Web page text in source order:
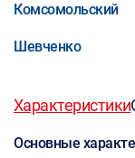
Комсомольский
Шевченко
Характеристики
Основные